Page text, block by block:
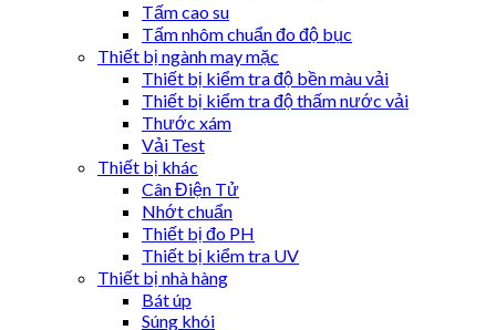
Tấm cao su
Tấm nhôm chuẩn đo độ bục
Thiết bị ngành may mặc
Thiết bị kiểm tra độ bền màu vải
Thiết bị kiểm tra độ thấm nước vải
Thước xám
Vải Test
Thiết bị khác
Cân Điện Tử
Nhớt chuẩn
Thiết bị đo PH
Thiết bị kiểm tra UV
Thiết bị nhà hàng
Bát úp
Súng khói